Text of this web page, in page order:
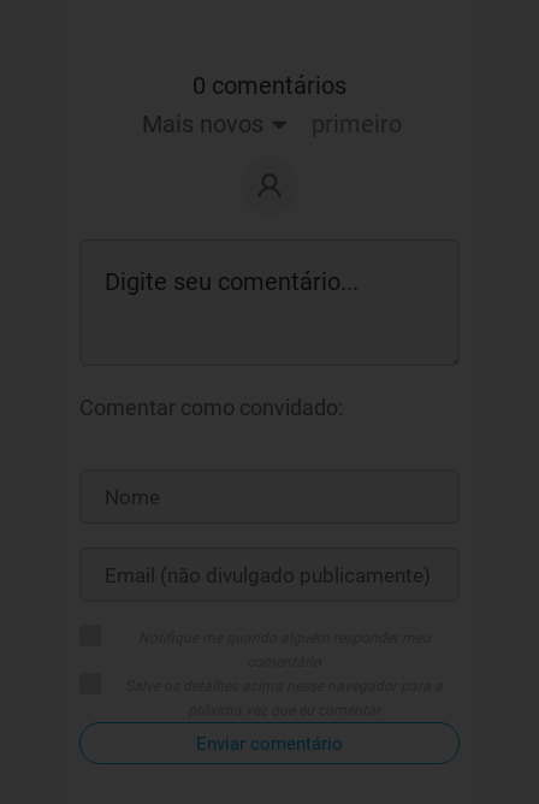
0 comentários
Mais novos
primeiro
Comentar como convidado:
Enviar comentário